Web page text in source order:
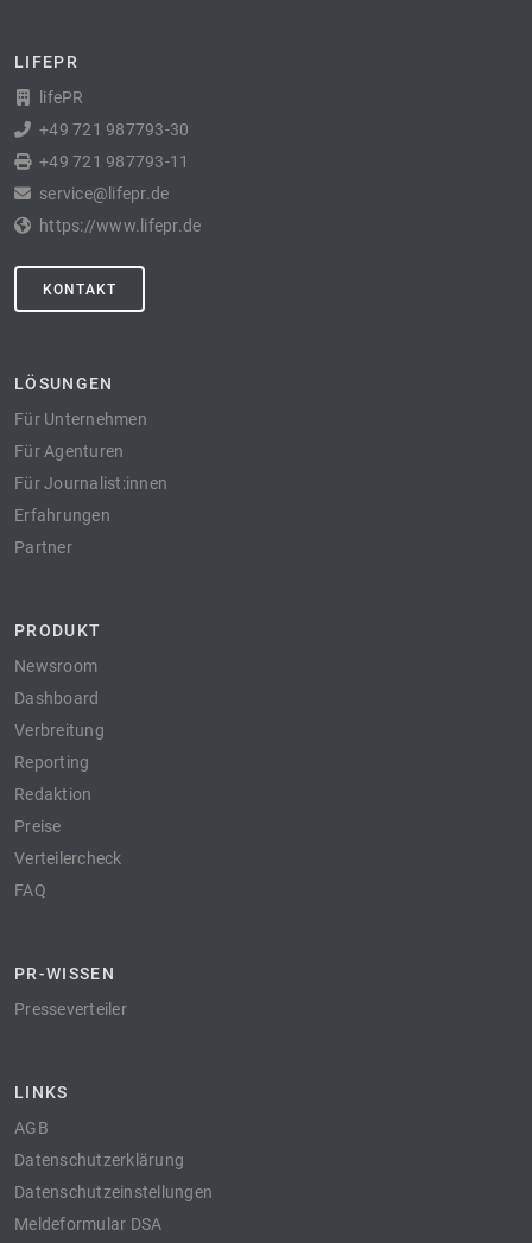
LIFEPR
lifePR
+49 721 987793-30
+49 721 987793-11
service@lifepr.de
https://www.lifepr.de
KONTAKT
LÖSUNGEN
Für Unternehmen
Für Agenturen
Für Journalist:innen
Erfahrungen
Partner
PRODUKT
Newsroom
Dashboard
Verbreitung
Reporting
Redaktion
Preise
Verteilercheck
FAQ
PR-WISSEN
Presseverteiler
LINKS
AGB
Datenschutzerklärung
Datenschutzeinstellungen
Meldeformular DSA